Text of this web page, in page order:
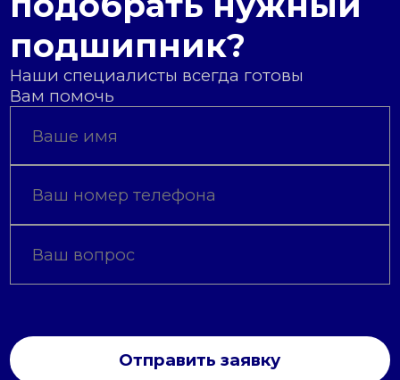
подшипник?
Наши специалисты всегда готовы
Вам помочь
Отправить заявку